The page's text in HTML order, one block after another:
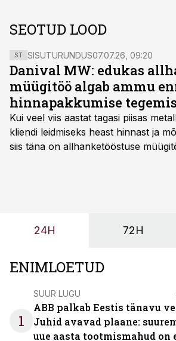
SEOTUD LOOD
ST SISUTURUNDUS07.07.26, 09:20
Danival MW: edukas
müügitöö algab ammu
hinnapakkumise
Kui veel viis aastat tagasi piisas
kliendi leidmiseks heast hinnast ja
siis täna on allhanketööstuse
24H 72H
ENIMLOETUD
1
SUUR LUGU
ABB palkab Eestis tänavu
Juhid avavad plaane:
uue aasta tootmismahud on